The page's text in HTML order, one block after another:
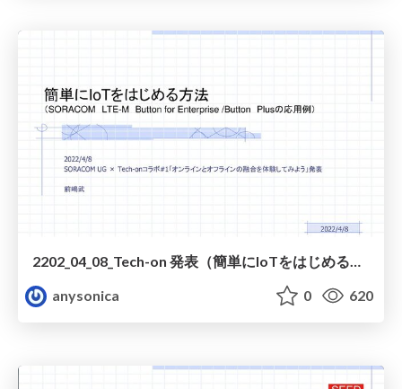
2202_04_08_Tech-on 発表（簡単にIoTをはじめる方法）
anysonica
0 620